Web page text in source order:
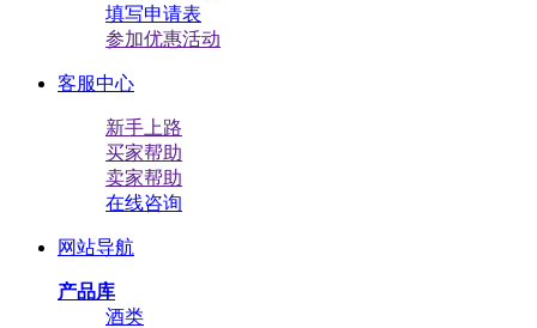
填写申请表
参加优惠活动
客服中心
新手上路
买家帮助
卖家帮助
在线咨询
网站导航
产品库
酒类